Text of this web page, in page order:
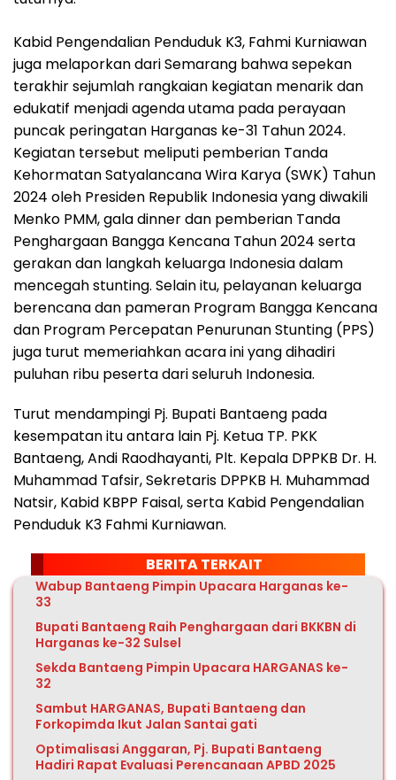
Kabid Pengendalian Penduduk K3, Fahmi Kurniawan
juga melaporkan dari Semarang bahwa sepekan
terakhir sejumlah rangkaian kegiatan menarik dan
edukatif menjadi agenda utama pada perayaan
puncak peringatan Harganas ke-31 Tahun 2024.
Kegiatan tersebut meliputi pemberian Tanda
Kehormatan Satyalancana Wira Karya (SWK) Tahun
2024 oleh Presiden Republik Indonesia yang diwakili
Menko PMM, gala dinner dan pemberian Tanda
Penghargaan Bangga Kencana Tahun 2024 serta
gerakan dan langkah keluarga Indonesia dalam
mencegah stunting. Selain itu, pelayanan keluarga
berencana dan pameran Program Bangga Kencana
dan Program Percepatan Penurunan Stunting (PPS)
juga turut memeriahkan acara ini yang dihadiri
puluhan ribu peserta dari seluruh Indonesia.
Turut mendampingi Pj. Bupati Bantaeng pada
kesempatan itu antara lain Pj. Ketua TP. PKK
Bantaeng, Andi Raodhayanti, Plt. Kepala DPPKB Dr. H.
Muhammad Tafsir, Sekretaris DPPKB H. Muhammad
Natsir, Kabid KBPP Faisal, serta Kabid Pengendalian
Penduduk K3 Fahmi Kurniawan.
BERITA TERKAIT
Wabup Bantaeng Pimpin Upacara Harganas ke-
33
Bupati Bantaeng Raih Penghargaan dari BKKBN di
Harganas ke-32 Sulsel
Sekda Bantaeng Pimpin Upacara HARGANAS ke-
32
Sambut HARGANAS, Bupati Bantaeng dan
Forkopimda Ikut Jalan Santai gati
Optimalisasi Anggaran, Pj. Bupati Bantaeng
Hadiri Rapat Evaluasi Perencanaan APBD 2025